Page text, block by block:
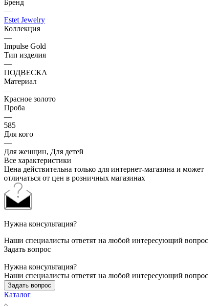
Бренд
—
Estet Jewelry
Коллекция
—
Impulse Gold
Тип изделия
—
ПОДВЕСКА
Материал
—
Красное золото
Проба
—
585
Для кого
—
Для женщин, Для детей
Все характеристики
Цена действительна только для интернет-магазина и может
отличаться от цен в розничных магазинах
Нужна консультация?
Наши специалисты ответят на любой интересующий вопрос
Задать вопрос
Нужна консультация?
Наши специалисты ответят на любой интересующий вопрос
Задать вопрос
Каталог